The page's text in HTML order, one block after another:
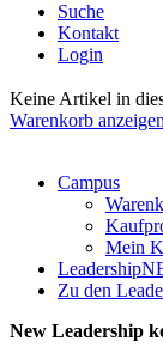
Suche
Kontakt
Login
Keine Artikel in
Warenkorb anzeigen
Campus
Mein
Zu den
New Leadership